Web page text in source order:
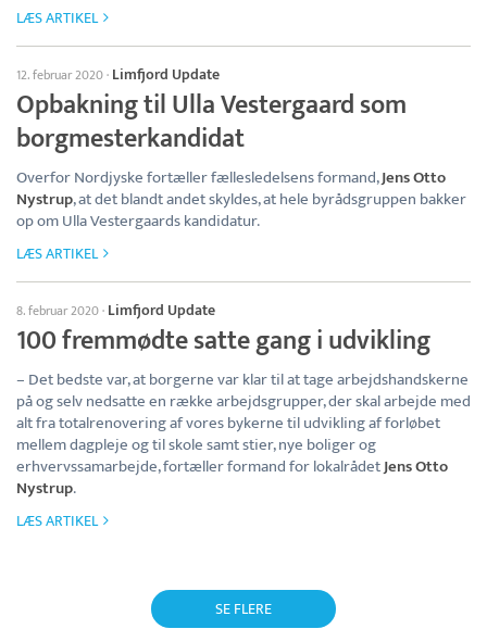
LÆS ARTIKEL
12. februar 2020· Limfjord Update
Opbakning til Ulla Vestergaard som
borgmesterkandidat
Overfor Nordjyske fortæller fællesledelsens formand,Jens Otto
Nystrup, at det blandt andet skyldes, at hele byrådsgruppen bakker
op om Ulla Vestergaards kandidatur.
LÆS ARTIKEL
8. februar 2020· Limfjord Update
100 fremmødte satte gang i udvikling
– Det bedste var, at borgerne var klar til at tage arbejdshandskerne
på og selv nedsatte en række arbejdsgrupper, der skal arbejde med
alt fra totalrenovering af vores bykerne til udvikling af forløbet
mellem dagpleje og til skole samt stier, nye boliger og
erhvervssamarbejde, fortæller formand for lokalrådetJens Otto
Nystrup.
LÆS ARTIKEL
SE FLERE